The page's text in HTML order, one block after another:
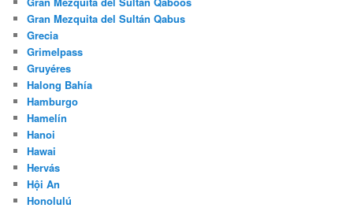
Gran Mezquita del Sultán Qabus
Grecia
Grimelpass
Gruyéres
Halong Bahía
Hamburgo
Hamelín
Hanoi
Hawai
Hervás
Hội An
Honolulú